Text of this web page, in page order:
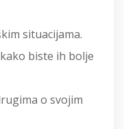
situacijama.
biste ih bolje
o svojim